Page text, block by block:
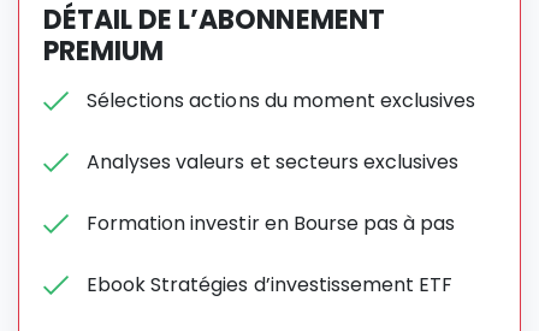
DÉTAIL DE L’ABONNEMENT
PREMIUM
Sélections actions du moment exclusives
Analyses valeurs et secteurs exclusives
Formation investir en Bourse pas à pas
Ebook Stratégies d’investissement ETF